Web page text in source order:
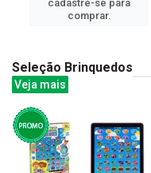
cadastre-se para
comprar.
Seleção Brinquedos
Veja mais